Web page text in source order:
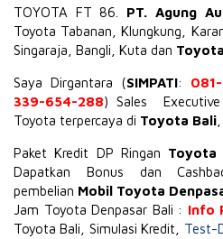
TOYOTA FT 86 PT. Agung
Toyota Tabanan, Klungkung,
Singaraja, Bangli, Kuta dan
Saya Dirgantara (SIMPATI:
339-654-288) Sales Executive
Toyota terpercaya di Toyota Bali
Paket Kredit DP Ringan Toyota
Dapatkan Bonus dan
pembelian Mobil Toyota
Jam Toyota Denpasar Bali : Info
Toyota Bali, Simulasi Kredit, Test-